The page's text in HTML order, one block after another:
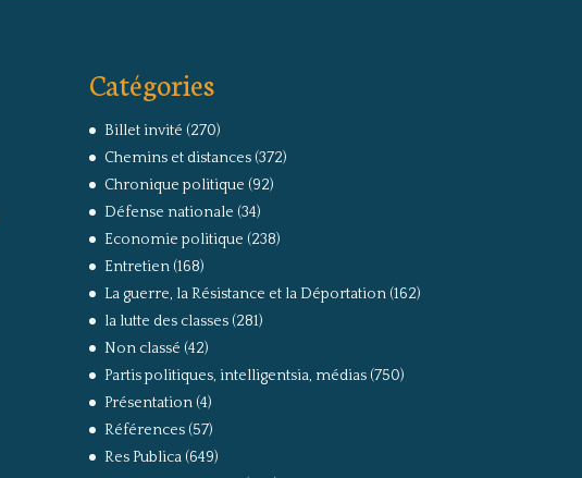
Catégories
Billet invité (270)
Chemins et distances(372)
Chronique politique (92)
Défense nationale (34)
Economie politique (238)
Entretien(168)
La guerre, la Résistance et la Déportation(162)
la lutte des classes(281)
Non classé (42)
Partis politiques, intelligentsia, médias(750)
Présentation(4)
Références(57)
Res Publica(649)